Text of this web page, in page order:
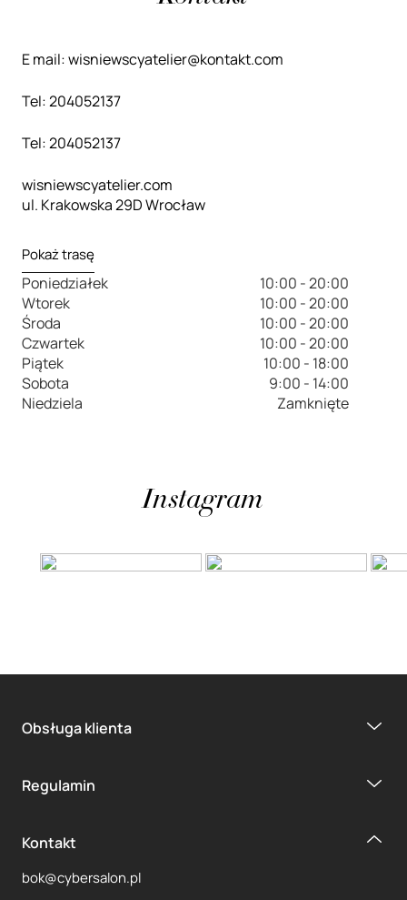
E mail: wisniewscyatelier@kontakt.com
Tel: 204052137
Tel: 204052137
wisniewscyatelier.com
ul. Krakowska 29D Wrocław
Pokaż trasę
Poniedziałek
10:00 - 20:00
Wtorek
10:00 - 20:00
Środa
10:00 - 20:00
Czwartek
10:00 - 20:00
Piątek
10:00 - 18:00
Sobota
9:00 - 14:00
Niedziela
Zamknięte
Instagram
Obsługa klienta
Regulamin
Kontakt
bok@cybersalon.pl